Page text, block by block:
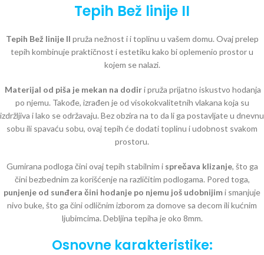
Tepih Bež linije II
Tepih Bež linije II pruža nežnost i i toplinu u vašem domu. Ovaj prelep
tepih kombinuje praktičnost i estetiku kako bi oplemenio prostor u
kojem se nalazi.
Materijal od piša je mekan na dodiri pruža prijatno iskustvo hodanja
po njemu. Takođe, izrađen je od visokokvalitetnih vlakana koja su
izdržljiva i lako se održavaju. Bez obzira na to da li ga postavljate u dnevnu
sobu ili spavaću sobu, ovaj tepih će dodati toplinu i udobnost svakom
prostoru.
Gumirana podloga čini ovaj tepih stabilnim isprečava klizanje, što ga
čini bezbednim za korišćenje na različitim podlogama. Pored toga,
punjenje od sunđera čini hodanje po njemu još udobnijimi smanjuje
nivo buke, što ga čini odličnim izborom za domove sa decom ili kućnim
ljubimcima. Debljina tepiha je oko 8mm.
Osnovne karakteristike: